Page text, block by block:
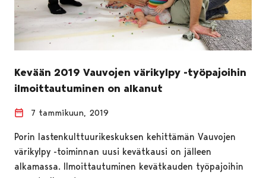
Kevään 2019 Vauvojen värikylpy -työpajoihin
ilmoittautuminen on alkanut
7 tammikuun, 2019
Porin lastenkulttuurikeskuksen kehittämän Vauvojen
värikylpy -toiminnan uusi kevätkausi on jälleen
alkamassa. Ilmoittautuminen kevätkauden työpajoihin